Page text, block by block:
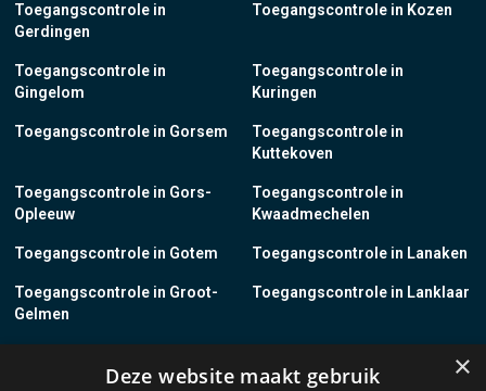
Toegangscontrole in
Gerdingen
Toegangscontrole in
Gingelom
Toegangscontrole in Gorsem
Toegangscontrole in Gors-
Opleeuw
Toegangscontrole in Gotem
Toegangscontrole in Groot-
Gelmen
Toegangscontrole in Kozen
Toegangscontrole in
Kuringen
Toegangscontrole in
Kuttekoven
Toegangscontrole in
Kwaadmechelen
Toegangscontrole in Lanaken
Toegangscontrole in Lanklaar
×
Deze website maakt gebruik